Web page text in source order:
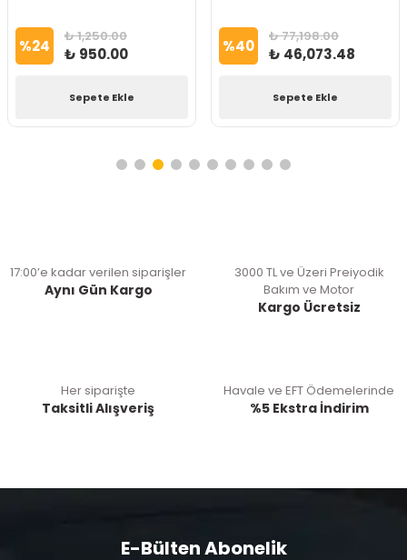
%24 ₺ 1,250.00
₺ 950.00
Sepete Ekle
%40 ₺ 77,198.00
₺ 46,073.48
Sepete Ekle
17:00’e kadar verilen siparişler
Aynı Gün Kargo
3000 TL ve Üzeri Preiyodik
Bakım ve Motor
Kargo Ücretsiz
Her siparişte
Taksitli Alışveriş
Havale ve EFT Ödemelerinde
%5 Ekstra İndirim
E-Bülten Abonelik